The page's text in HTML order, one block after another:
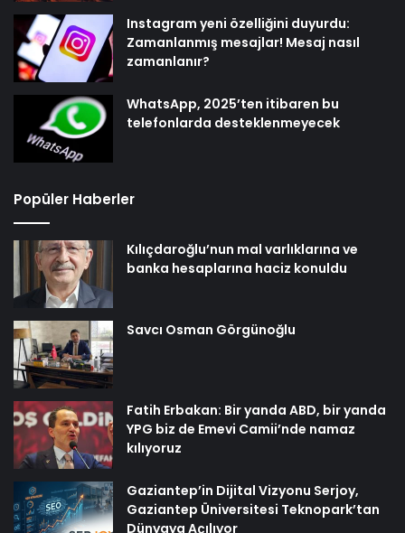
Instagram yeni özelliğini duyurdu:
Zamanlanmış mesajlar! Mesaj nasıl
zamanlanır?
WhatsApp, 2025’ten itibaren bu
telefonlarda desteklenmeyecek
Popüler Haberler
Kılıçdaroğlu’nun mal varlıklarına ve
banka hesaplarına haciz konuldu
Savcı Osman Görgünoğlu
Fatih Erbakan: Bir yanda ABD, bir yanda
YPG biz de Emevi Camii’nde namaz
kılıyoruz
Gaziantep’in Dijital Vizyonu Serjoy,
Gaziantep Üniversitesi Teknopark’tan
Dünyaya Açılıyor